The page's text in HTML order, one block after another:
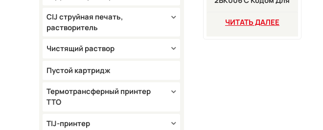
CIJ струйная печать,
растворитель
Чистящий раствор
Пустой картридж
Термотрансферный принтер
TTO
TIJ-принтер
A320i A420i A520i
ЧИТАТЬ ДАЛЕЕ